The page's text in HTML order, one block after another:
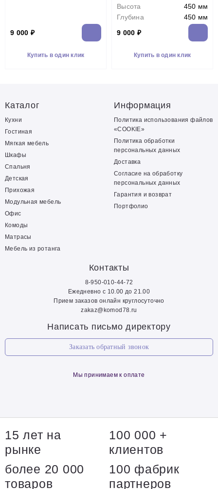
9 000 ₽
Купить в один клик
Высота
450 мм
Глубина
450 мм
9 000 ₽
Купить в один клик
Каталог
Кухни
Гостиная
Мягкая мебель
Шкафы
Спальня
Детская
Прихожая
Модульная мебель
Офис
Комоды
Матрасы
Мебель из ротанга
Информация
Политика использования файлов
«COOKIE»
Политика обработки
персональных данных
Доставка
Согласие на обработку
персональных данных
Гарантия и возврат
Портфолио
Контакты
8-950-010-44-72
Ежедневно с 10.00 до 21.00
Прием заказов онлайн круглосуточно
zakaz@komod78.ru
Написать письмо директору
Заказать обратный звонок
Мы принимаем к оплате
15 лет на
рынке
100 000 +
клиентов
более 20 000
товаров
100 фабрик
партнеров